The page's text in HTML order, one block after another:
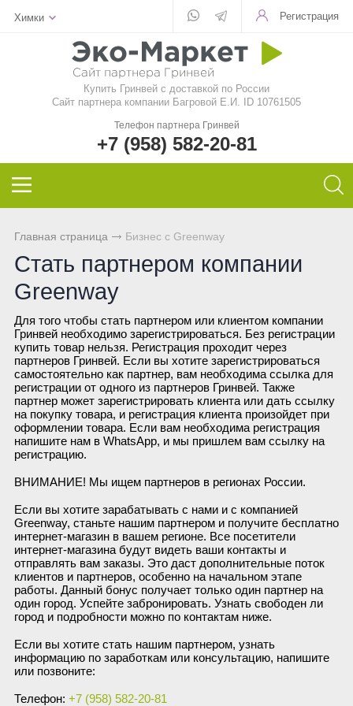
Для стекла
Для посуды
Инволвер
Для чистки зубов
Для очков
Для детей
Для стирки
Чистящие средства
Текстиль
Кондиционер для волос
Натуральное мыло
Минеральная косметика
Декоративная косметика
Маски и бустер
Эфирные масла
Сыворотки
Текстиль
Детская косметика
Солнцезащитный крем
Духи
Кондиционер для волос
Натуральное мыло
Зубная паста и порошок
Спонжи для зубов
Средства женской гигиены
Природный сорбент
Восстанавливающий гель
Фульвовые кислоты
Функциональные напитки
Функциональное питание
Функциональные леденцы
Спрей для носа / полости рта
Эфирные масла
Функциональные чаи
Ежедневные чаи
Функциональные напитки
Чай дыхательный
Женский чай
Мужской чай
Чай для похудения
Чай в пакетиках
Aquamagic
Aquamatic
Sharme
Welllab
Hemp
Foet
Teavitall
Nice Code
Ecopam
Igen
Revitall
Green Fiber
Healthberry
Химки Регистрация
Купить Гринвей c доставкой по России
Сайт партнера компании Багровой Е.И. ID 10761505
Телефон партнера Гринвей
+7 (958) 582-20-81
Главная страница Бизнес с Greenway
Стать партнером компании
Greenway
Для того чтобы стать партнером или клиентом компании
Гринвей необходимо зарегистрироваться. Без регистрации
купить товар нельзя. Регистрация проходит через
партнеров Гринвей. Если вы хотите зарегистрироваться
самостоятельно как партнер, вам необходима ссылка для
регистрации от одного из партнеров Гринвей. Также
партнер может зарегистрировать клиента или дать ссылку
на покупку товара, и регистрация клиента произойдет при
оформлении товара. Если вам необходима регистрация
напишите нам в WhatsApp, и мы пришлем вам ссылку на
регистрацию.
ВНИМАНИЕ! Мы ищем партнеров в регионах России.
Если вы хотите зарабатывать с нами и с компанией
Greenway, станьте нашим партнером и получите бесплатно
интернет-магазин в вашем регионе. Все посетители
интернет-магазина будут видеть ваши контакты и
отправлять вам заказы. Это даст дополнительные поток
клиентов и партнеров, особенно на начальном этапе
работы. Данный бонус получает только один партнер на
один город. Успейте забронировать. Узнать свободен ли
город и подробности можно по контактам ниже.
Если вы хотите стать нашим партнером, узнать
информацию по заработкам или консультацию, напишите
или позвоните:
Телефон: +7 (958) 582-20-81